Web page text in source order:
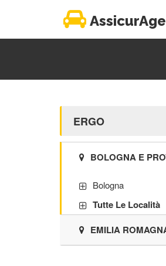
ERGO
BOLOGNA E
Bologna
Tutte Le Località
EMILIA